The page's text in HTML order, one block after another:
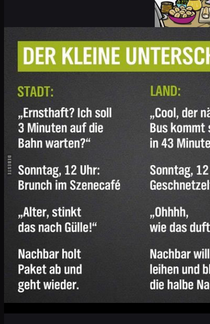
Zu Brunchen wurde eigentlich
DIESE WOCHE MO: Papa holt ab
letztes Mal) DI: Lena Zahnarzt 14:30
beim Abendessen) MI: Putzhilfe
Mutter ruft an (wie jeden Donnerstag,
"Ich finds schön, dass es beim
"Brunch" ist die Mischung aus
"Mittagessen": Fressen!
Wochenende planen: Wochenende
könnten wir Brunchen. - Saufen? -
Warum man Frauenärzte nicht zum